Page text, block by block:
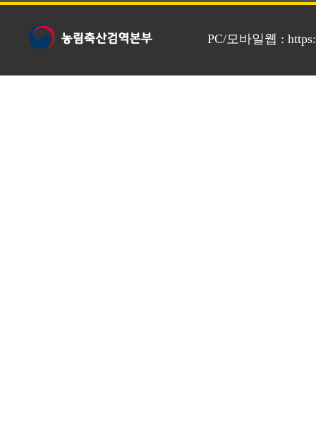
PC/모바일웹 :